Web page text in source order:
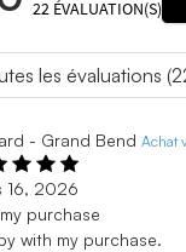
22 ÉVALUATION(S)
- Grand Bend Achat
16, 2026
purchase
with my purchase.